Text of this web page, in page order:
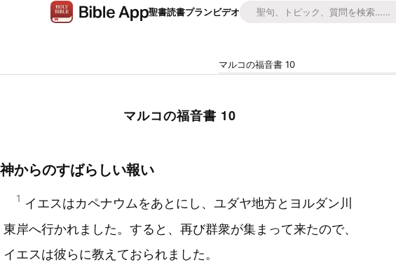
聖書読書プランビデオ
マルコの福音書 10
マルコの福音書 10
神からのすばらしい報い
1 イエスはカペナウムをあとにし、ユダヤ地方とヨルダン川
東岸へ行かれました。すると、再び群衆が集まって来たので、
イエスは彼らに教えておられました。